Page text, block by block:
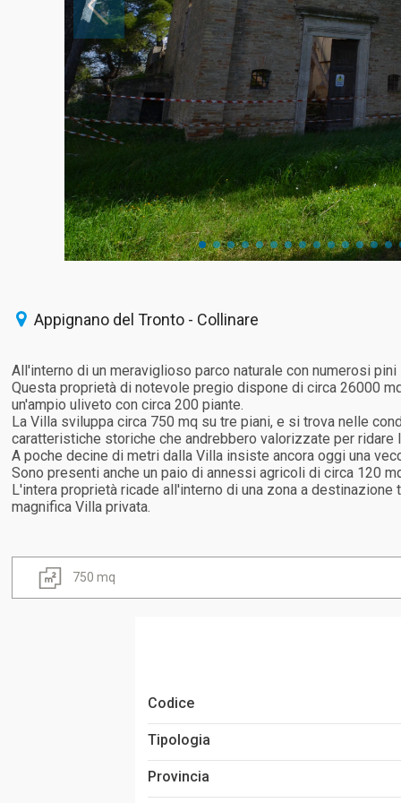
Appignano del Tronto - Collinare
All'interno di un meraviglioso parco naturale con numerosi
Questa proprietà di notevole pregio dispone di circa 26000
un'ampio uliveto con circa 200 piante.
La Villa sviluppa circa 750 mq su tre piani, e si trova nelle
caratteristiche storiche che andrebbero valorizzate per ridare
A poche decine di metri dalla Villa insiste ancora oggi una
Sono presenti anche un paio di annessi agricoli di circa 120
L'intera proprietà ricade all'interno di una zona a
magnifica Villa privata.
750 mq
Codice
Tipologia
Provincia